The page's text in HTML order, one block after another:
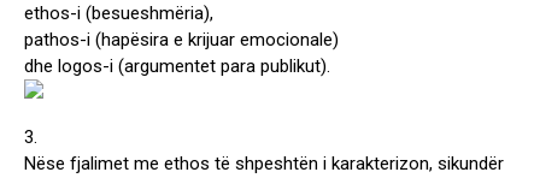
ethos-i (besueshmëria),
pathos-i (hapësira e krijuar emocionale)
dhe logos-i (argumentet para publikut).
3.
Nëse fjalimet me ethos të shpeshtën i karakterizon, sikundër